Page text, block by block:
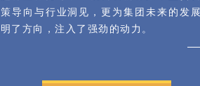
策导向与行业洞见，更为集团未来的发
明了方向，注入了强劲的动力。